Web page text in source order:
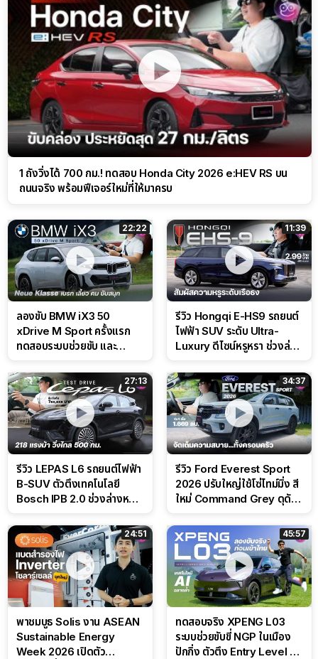
1 ถังวิ่งได้ 700 กม.! ทดสอบ Honda City 2026 e:HEV RS บน
ถนนจริง พร้อมฟีเจอร์ใหม่ที่ให้มาครบ
22:22
ลองขับ BMW iX3 50
xDrive M Sport ครั้งแรก
ทดสอบระบบช่วยขับ และ
สนาม
11:39
รีวิว Hongqi E-HS9 รถยนต์
ไฟฟ้า SUV ระดับ Ultra-
Luxury ดีไซน์หรูหรา ช่วงล่าง
27:13
รีวิว LEPAS L6 รถยนต์ไฟฟ้า
B-SUV ตัวตึงเทคโนโลยี
Bosch IPB 2.0 ช่วงล่างหนึบ
34:37
รีวิว Ford Everest Sport
2026 ปรับใหญ่ใช้โซ่ไทม์มิ่ง สี
ใหม่ Command Grey ดุดัน
24:51
พาชมบูธ Solis งาน ASEAN
Sustainable Energy
Week 2026 เปิดตัว
45:57
ทดสอบจริง XPENG L03
ระบบช่วยขับขี่ NGP ในเมือง
ปักกิ่ง ตัวตึง Entry Level ที่